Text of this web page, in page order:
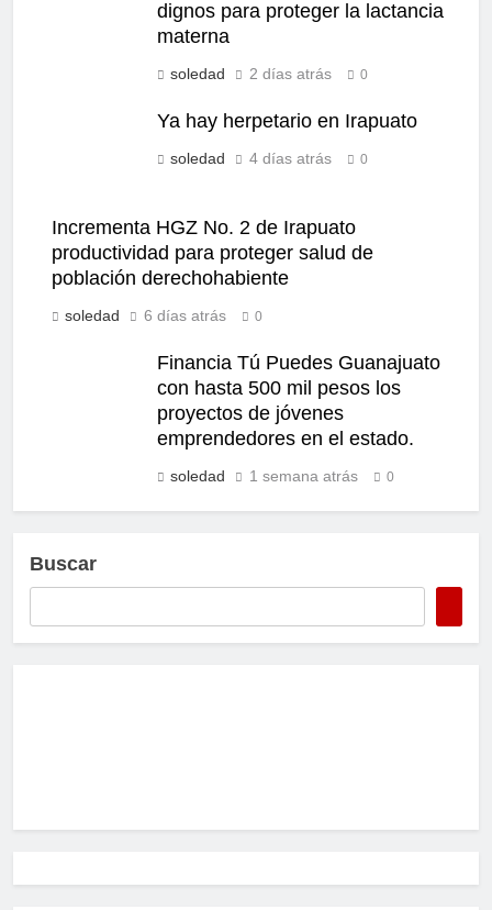
dignos para proteger la lactancia
materna
soledad 2 días atrás 0
Ya hay herpetario en Irapuato
soledad 4 días atrás 0
Incrementa HGZ No. 2 de Irapuato
productividad para proteger salud de
población derechohabiente
soledad 6 días atrás 0
Financia Tú Puedes Guanajuato
con hasta 500 mil pesos los
proyectos de jóvenes
emprendedores en el estado.
soledad 1 semana atrás 0
Buscar